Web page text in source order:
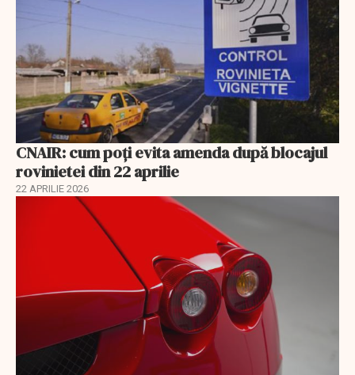
CNAIR: cum poți evita amenda după blocajul
rovinietei din 22 aprilie
22 APRILIE 2026